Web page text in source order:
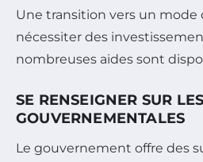
Une transition vers un mode
nécessiter des
nombreuses aides sont
SE RENSEIGNER SUR
GOUVERNEMENTALES
Le gouvernement offre des